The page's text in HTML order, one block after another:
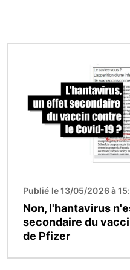
Publié le 13/05/2026 à
Non, l'hantavirus
secondaire du
de Pfizer